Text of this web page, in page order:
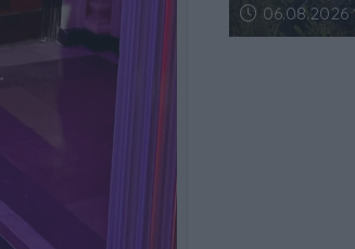
Data dodania
06.08.2026